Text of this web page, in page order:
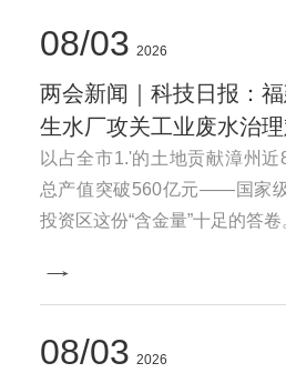
08 03 2026
两会新闻｜科技日报：
生水厂攻关工业废水治
以占全市1.'的土地贡献漳州
总产值突破560亿元——国家
投资区这份“含金量”十足的答卷
08 03 2026